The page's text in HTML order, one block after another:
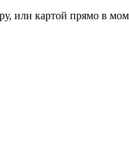
или картой прямо в